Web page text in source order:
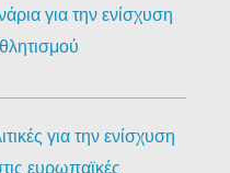
για την ενίσχυση
για την ενίσχυση
ευρωπαϊκές